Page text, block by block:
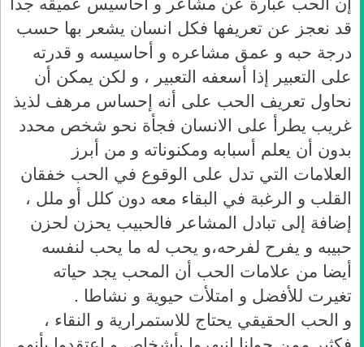
قد نعجز عن تعريفها فكل انسان يشعر بها حسب
درجة حبه و عمق مشاعره و أحاسيسه و قدرته
على التعبير إذا أسعفه التعبير ، و لكن يمكن أن
نحاول تعريف الحب على أنه إحساس مرهف لذيذ
غريب يطرأ على الانسان فجأة نحو شخص محدد
بدون أن يعلم أسبابه ومكنوناته و من أبرز
العلامات التي تدل على الوقوع في الحب خفقان
القلب و الرغبة في البقاء معه دون كلل أو ملل ،
إضافة إلى تبادل المشاعر فالحبيب يحزن لحزن
حبيبه و يفرح لفرحه،و يحب له ما يحب لنفسه
أيضا من علامات الحب أن المحب يجد حياته
تغيرت للأفضل و امتلأت حيوية و نشاطا .
و الحب الحقيقي يحتاج للاستمرارية و النقاء ،